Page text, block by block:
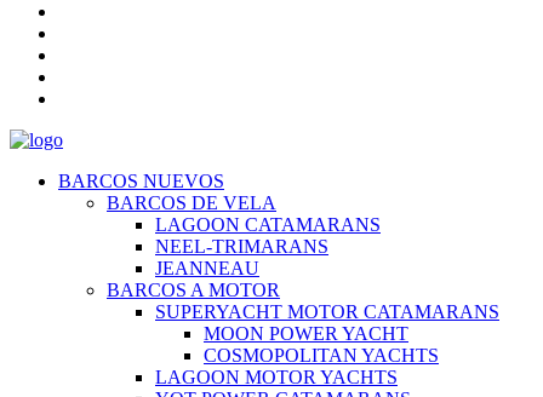
BARCOS NUEVOS
BARCOS DE VELA
LAGOON CATAMARANS
NEEL-TRIMARANS
JEANNEAU
BARCOS A MOTOR
SUPERYACHT MOTOR CATAMARANS
MOON POWER YACHT
COSMOPOLITAN YACHTS
LAGOON MOTOR YACHTS